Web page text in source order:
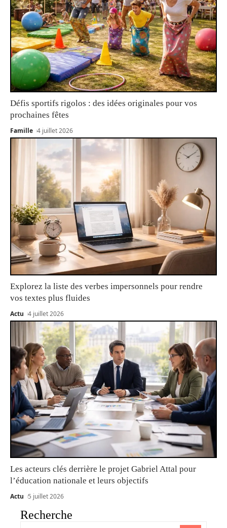
Défis sportifs rigolos : des idées originales pour vos
prochaines fêtes
Famille 4 juillet 2026
Explorez la liste des verbes impersonnels pour rendre
vos textes plus fluides
Actu 4 juillet 2026
Les acteurs clés derrière le projet Gabriel Attal pour
l’éducation nationale et leurs objectifs
Actu 5 juillet 2026
Recherche